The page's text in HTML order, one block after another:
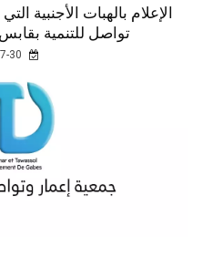
الإعلام بالهبات الأجنبية
تواصل للتنمية بقابس بتاريخ